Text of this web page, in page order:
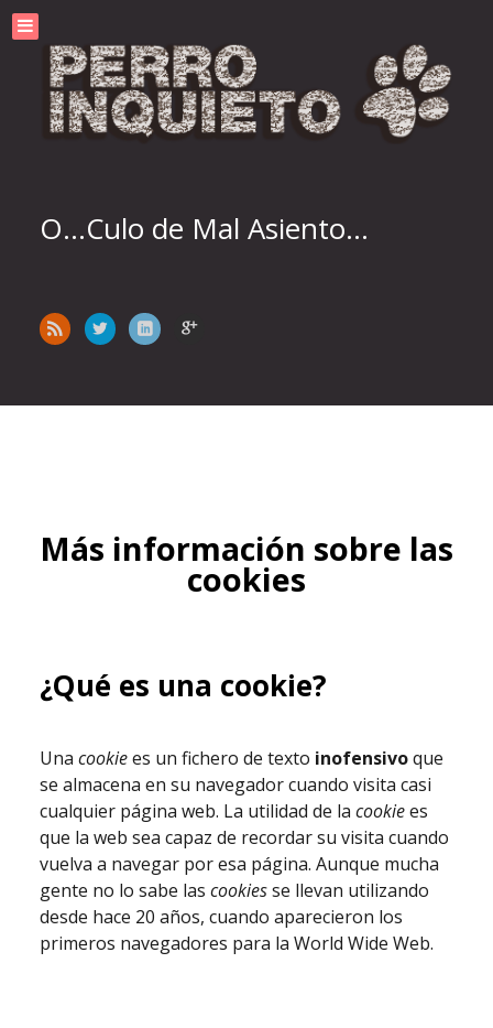
O...Culo de Mal Asiento...
Más información sobre las
cookies
¿Qué es una cookie?
Una cookiees un fichero de texto inofensivoque
se almacena en su navegador cuando visita casi
cualquier página web. La utilidad de la cookiees
que la web sea capaz de recordar su visita cuando
vuelva a navegar por esa página. Aunque mucha
gente no lo sabe las cookiesse llevan utilizando
desde hace 20 años, cuando aparecieron los
primeros navegadores para la World Wide Web.